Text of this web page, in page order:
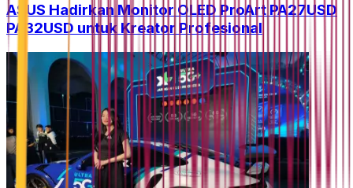
ASUS Hadirkan Monitor OLED ProArt PA27USD
PA32USD untuk Kreator Profesional